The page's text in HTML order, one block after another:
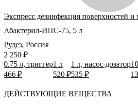
Экспресс дезинфекция поверхностей и
Абактерил-ИПС-75, 5 л
Рудез, Россия
0.75 л, триггер
466 ₽
1 л
520 ₽
1 л, насос-дозатор
535 ₽
ДЕЙСТВУЮЩИЕ ВЕЩЕСТВА
2 250 ₽